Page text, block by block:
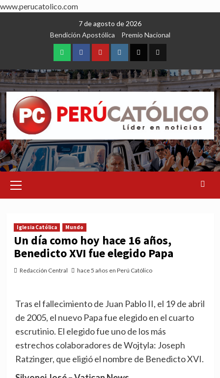
www.perucatolico.com
7 de agosto de 2026
Bendición Apostólica
Premio Nacional
WhatsAppFacebookYoutubeInstagram
X TikTok
Menu
Iglesia Católica Mundo
Un día como hoy hace 16 años,
Benedicto XVI fue elegido Papa
Redacción Central hace 5 años en Perú Católico
Tras el fallecimiento de Juan Pablo II, el 19 de abril
de 2005, el nuevo Papa fue elegido en el cuarto
escrutinio. El elegido fue uno de los más
estrechos colaboradores de Wojtyla: Joseph
Ratzinger, que eligió el nombre de Benedicto XVI.